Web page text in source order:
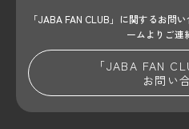
「JABA FAN CLUB」に関するお問い
ームよりご連
「JABA FAN
お問い